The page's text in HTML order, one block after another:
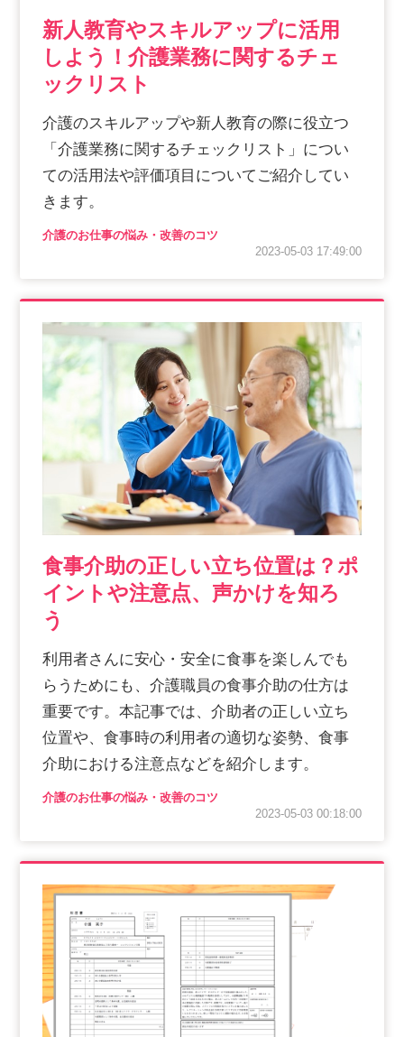
新人教育やスキルアップに活用
しよう！介護業務に関するチェ
ックリスト
介護のスキルアップや新人教育の際に役立つ
「介護業務に関するチェックリスト」につい
ての活用法や評価項目についてご紹介してい
きます。
介護のお仕事の悩み・改善のコツ
2023-05-03 17:49:00
食事介助の正しい立ち位置は？ポ
イントや注意点、声かけを知ろ
う
利用者さんに安心・安全に食事を楽しんでも
らうためにも、介護職員の食事介助の仕方は
重要です。本記事では、介助者の正しい立ち
位置や、食事時の利用者の適切な姿勢、食事
介助における注意点などを紹介します。
介護のお仕事の悩み・改善のコツ
2023-05-03 00:18:00